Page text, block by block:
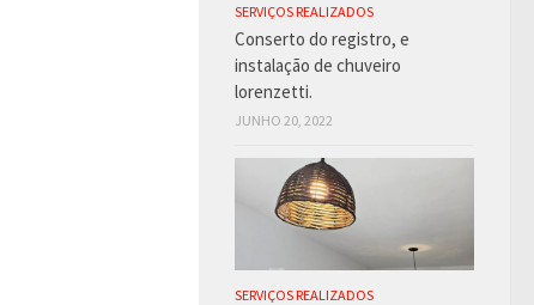
SERVIÇOS REALIZADOS
Conserto do registro, e
instalação de chuveiro
lorenzetti.
JUNHO 20, 2022
SERVIÇOS REALIZADOS